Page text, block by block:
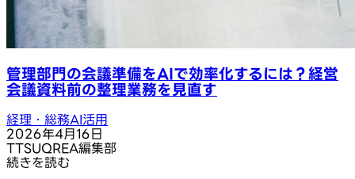
管理部門の会議準備をAIで効率化するには？経営
会議資料前の整理業務を見直す
経理・総務AI活用
2026年4月16日
TTSUQREA編集部
続きを読む